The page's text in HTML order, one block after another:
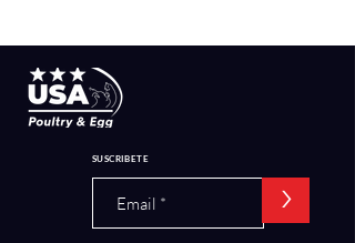
SUSCRIBETE
>